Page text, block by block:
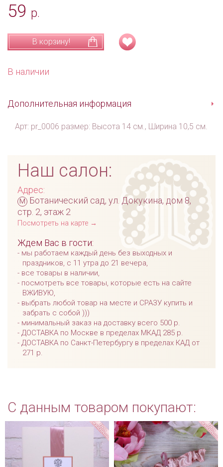
59 р.
В корзину!
В наличии
Дополнительная информация
Арт: pr_0006 размер: Высота 14 см., Ширина 10,5 см.
Наш салон:
Адрес:
м Ботанический сад, ул. Докукина, дом 8,
стр. 2, этаж 2
Посмотреть на карте →
Ждем Вас в гости:
мы работаем каждый день без выходных и
праздников, с 11 утра до 21 вечера,
все товары в наличии,
посмотреть все товары, которые есть на сайте
ВЖИВУЮ,
выбрать любой товар на месте и СРАЗУ купить и
забрать с собой )))
минимальный заказ на доставку всего 500 р.
ДОСТАВКА по Москве в пределах МКАД 285 р.
ДОСТАВКА по Санкт-Петербургу в пределах КАД от
271 р.
С данным товаром покупают: